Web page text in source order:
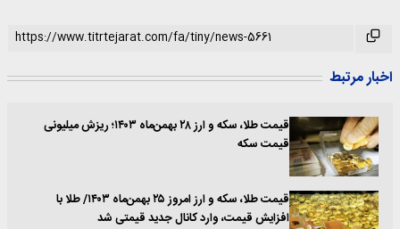
اخبار مرتبط
قیمت طلا، سکه و ارز ۲۸ بهمن‌ماه ۱۴۰۳؛ ریزش میلیونی
قیمت سکه
قیمت طلا، سکه و ارز امروز ۲۵ بهمن‌ماه ۱۴۰۳/ طلا با
افزایش قیمت، وارد کانال جدید قیمتی شد